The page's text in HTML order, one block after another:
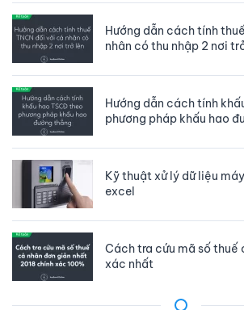
Hướng dẫn cách tính
nhân có thu nhập 2 nơi
Hướng dẫn cách tính
phương pháp khấu hao
Kỹ thuật xử lý dữ liệu
excel
Cách tra cứu mã số thuế
xác nhất